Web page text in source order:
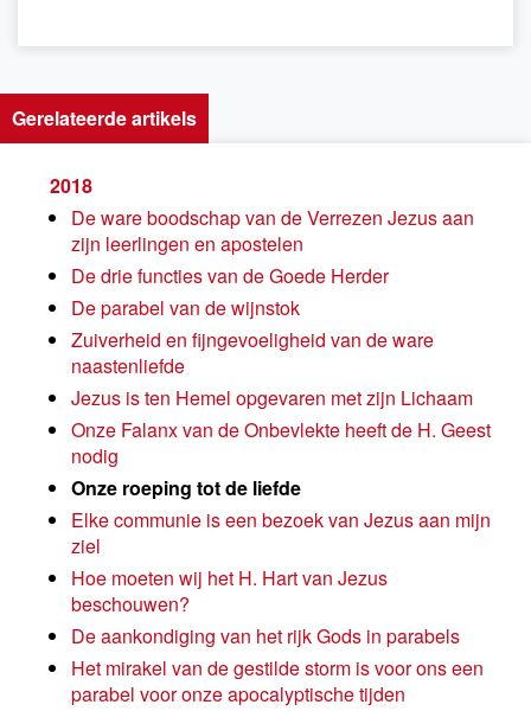
Gerelateerde artikels
2018
De ware boodschap van de Verrezen Jezus aan
zijn leerlingen en apostelen
De drie functies van de Goede Herder
De parabel van de wijnstok
Zuiverheid en fijngevoeligheid van de ware
naastenliefde
Jezus is ten Hemel opgevaren met zijn Lichaam
Onze Falanx van de Onbevlekte heeft de H. Geest
nodig
Onze roeping tot de liefde
Elke communie is een bezoek van Jezus aan mijn
ziel
Hoe moeten wij het H. Hart van Jezus
beschouwen?
De aankondiging van het rijk Gods in parabels
Het mirakel van de gestilde storm is voor ons een
parabel voor onze apocalyptische tijden